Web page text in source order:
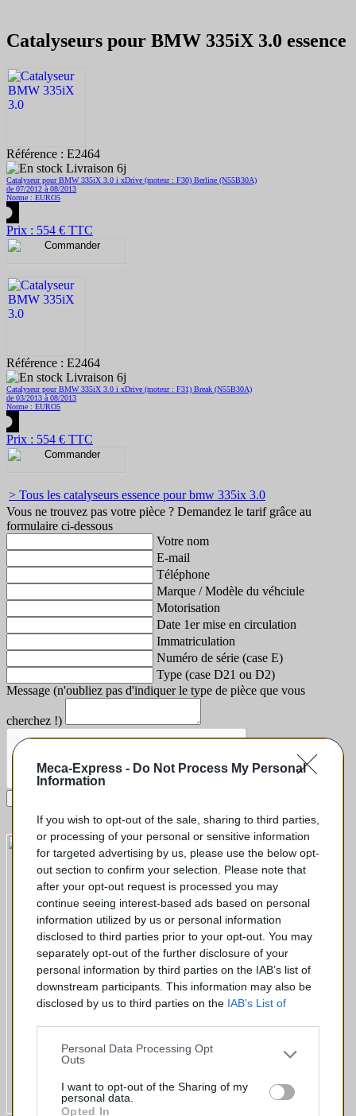
Meca-Express - Do Not Process My Personal
Information
If you wish to opt-out of the sale, sharing to third parties,
or processing of your personal or sensitive information
for targeted advertising by us, please use the below opt-
out section to confirm your selection. Please note that
after your opt-out request is processed you may
continue seeing interest-based ads based on personal
information utilized by us or personal information
disclosed to third parties prior to your opt-out. You may
separately opt-out of the further disclosure of your
personal information by third parties on the IAB’s list of
downstream participants. This information may also be
disclosed by us to third parties on the IAB’s List of
Personal Data Processing Opt
Outs
I want to opt-out of the Sharing of my
personal data.
Opted In
Catalyseurs pour BMW 335iX 3.0 essence
Référence : E2464
Livraison 6j
Catalyseur pour BMW 335iX 3.0 i xDrive (moteur : F30) Berline (N55B30A)
de 07/2012 à 08/2013
Norme : EURO5
Prix : 554 € TTC
Référence : E2464
Livraison 6j
Catalyseur pour BMW 335iX 3.0 i xDrive (moteur : F31) Break (N55B30A)
de 03/2013 à 08/2013
Norme : EURO5
Prix : 554 € TTC
> Tous les catalyseurs essence pour bmw 335ix 3.0
Vous ne trouvez pas votre pièce ? Demandez le tarif grâce au
formulaire ci-dessous
Votre nom
E-mail
Téléphone
Marque / Modèle du véhciule
Motorisation
Date 1er mise en circulation
Immatriculation
Numéro de série (case E)
Type (case D21 ou D2)
Message (n'oubliez pas d'indiquer le type de pièce que vous
cherchez !)